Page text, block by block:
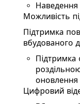
Можливість
Підтримка
вбудованого
Підтримка
оновлення
Цифровий